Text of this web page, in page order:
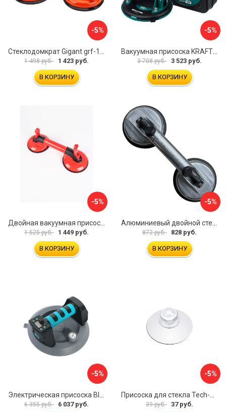
-5%
1 498 руб. 1 423 руб.
В КОРЗИНУ
-5%
3 708 руб. 3 523 руб.
В КОРЗИНУ
-5%
Двойная вакуумная присоска ARMA P620
1 525 руб. 1 449 руб.
В КОРЗИНУ
-5%
Алюминиевый двойной стеклодомкрат УправДом 4100002750
872 руб. 828 руб.
В КОРЗИНУ
-5%
6 355 руб. 6 037 руб.
-5%
39 руб. 37 руб.